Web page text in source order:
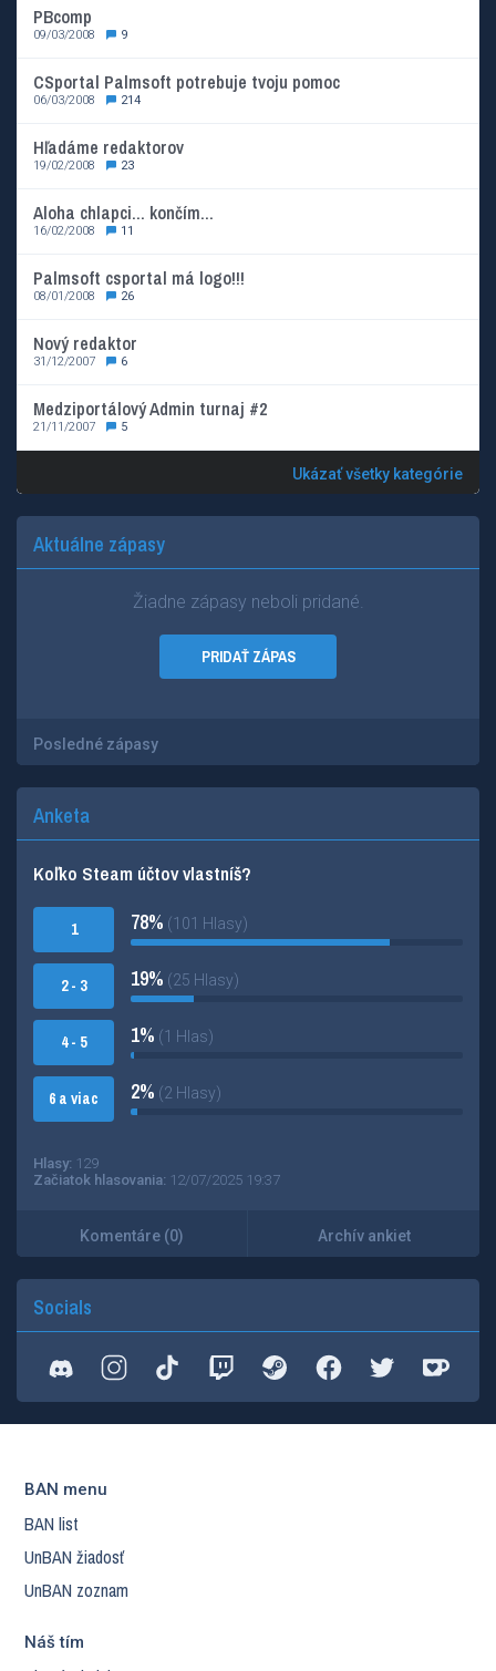
PBcomp
09/03/2008 9
CSportal Palmsoft potrebuje tvoju pomoc
06/03/2008 214
Hľadáme redaktorov
19/02/2008 23
Aloha chlapci... končím...
16/02/2008 11
Palmsoft csportal má logo!!!
08/01/2008 26
Nový redaktor
31/12/2007 6
Medziportálový Admin turnaj #2
21/11/2007 5
Ukázať všetky kategórie
Aktuálne zápasy
Žiadne zápasy neboli pridané.
PRIDAŤ ZÁPAS
Posledné zápasy
Anketa
Koľko Steam účtov vlastníš?
1
2 - 3
4 - 5
6 a viac
78% (101 Hlasy)
19% (25 Hlasy)
1% (1 Hlas)
2% (2 Hlasy)
Hlasy: 129
Začiatok hlasovania: 12/07/2025 19:37
Komentáre (0) Archív ankiet
Socials
BAN menu
BAN list
UnBAN žiadosť
UnBAN zoznam
Náš tím